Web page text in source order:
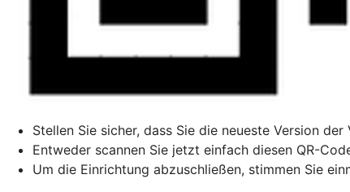
Stellen Sie sicher, dass Sie die neueste Version
Entweder scannen Sie jetzt einfach diesen QR-
Um die Einrichtung abzuschließen, stimmen Sie